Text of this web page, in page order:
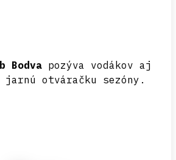
Bodva pozýva vodákov aj
jarnú otváračku sezóny.